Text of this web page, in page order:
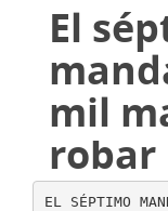
El
mil
robar
EL SÉPTIMO